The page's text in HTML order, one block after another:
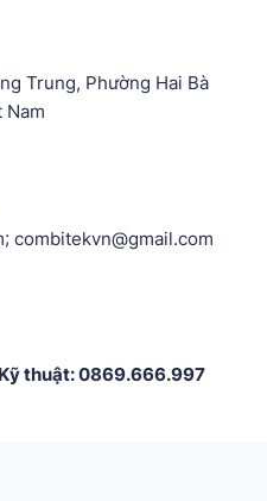
Trung, Phường Hai Bà
Nam
; combitekvn@gmail.com
Kỹ thuật: 0869.666.997